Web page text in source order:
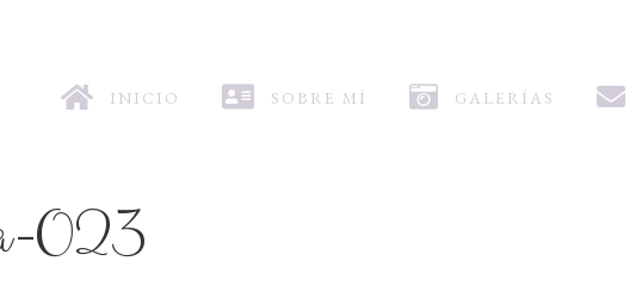
INICIO SOBRE MÍ GALERÍAS
023